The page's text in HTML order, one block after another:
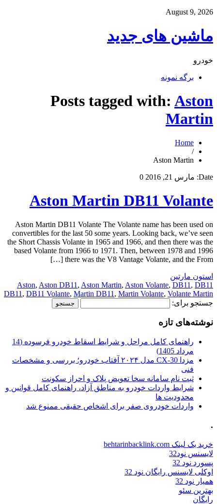
August 9, 2026
ماشین های جدید
خودرو
برگه نمونه
Posts tagged with: Aston
Martin
Home
/
Aston Martin
Date: مارس 21, 2016 0
Aston Martin DB11 Volante
Aston Martin DB11 Volante The Volante name has been used on
convertibles for the last 50 some years. Looking back, we’ve seen
the Short Chassis Volante in 1965 and 1966, and then there was the
based Volante from 1966 to 1971. Then, between 1978 and 1996
there was the V8 Vantage Volante, and the From […]
استون مارتین
Aston, Aston DB11 , Aston Martin, Aston Volante, DB11 , DB11
DB11 , DB11 Volante, Martin DB11 , Martin Volante, Volante Martin
جستجو برای:
نوشته‌های تازه
راهنمای کامل مراحل و شرایط اسقاط خودرو فرسوده (14
مرداد 1405)
مزدا CX-30 مدل ۲۰۲۴ آفتاب خودرو؛ بررسی و مشخصات
فنی
ثبت نام سامانه سخا تعویض پلاک و احراز سکونت
شرایط واردات خودرو به مناطق آزاد، راهنمای کامل قوانین و
محدودیت ها
واردات خودروی صفر برای اشخاص حقیقی ممنوع شد
.
خرید بک لینک behtarinbacklink.com
لایسنس نود32
پسورد نود 32
اوکلی لایسنس رایگان نود 32
همیار نود 32
بهترین سئو
رایگان